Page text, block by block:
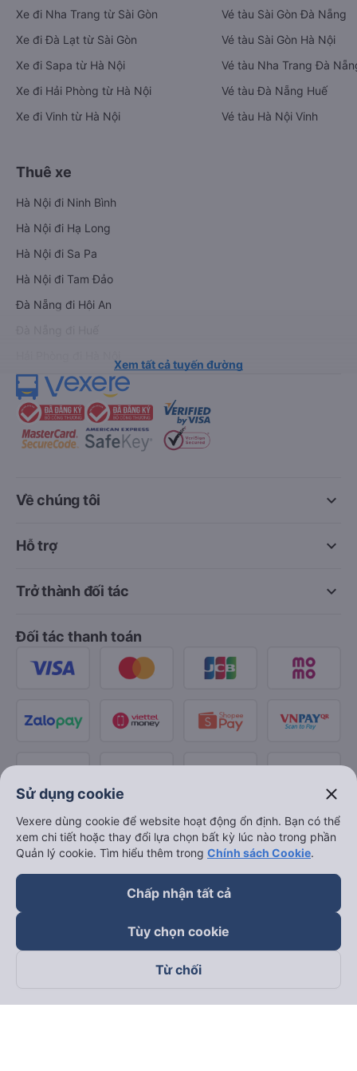
Xe đi Nha Trang từ Sài Gòn
Xe đi Đà Lạt từ Sài Gòn
Xe đi Sapa từ Hà Nội
Xe đi Hải Phòng từ Hà Nội
Xe đi Vinh từ Hà Nội
Vé tàu Sài Gòn Đà Nẵng
Vé tàu Sài Gòn Hà Nội
Vé tàu Nha Trang Đà
Vé tàu Đà Nẵng Huế
Vé tàu Hà Nội Vinh
Thuê xe
Hà Nội đi Ninh Bình
Hà Nội đi Hạ Long
Hà Nội đi Sa Pa
Hà Nội đi Tam Đảo
Đà Nẵng đi Hội An
Xem tất cả tuyến đường
keyboard_arrow_down
Về chúng tôi
keyboard_arrow_down
Hỗ trợ
keyboard_arrow_down
Trở thành đối tác
Đối tác thanh toán
Theo dõi chúng tôi trên
Sử dụng cookie close
Vexere dùng cookie để website hoạt động ổn định. Bạn có thể
xem chi tiết hoặc thay đổi lựa chọn bất kỳ lúc nào trong phần
Quản lý cookie. Tìm hiểu thêm trong Chính sách Cookie.
Chấp nhận tất cả
Tùy chọn cookie
Từ chối